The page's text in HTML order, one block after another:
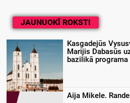
JAUNUOKĪ ROKSTI
Kasgadejūs
Marijis Dabasūs
bazilikā
Aija Mikele.